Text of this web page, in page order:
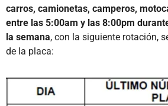
carros, camionetas, camperos,
entre las 5:00am y las 8:00pm
la semana, con la siguiente rotación,
de la placa: